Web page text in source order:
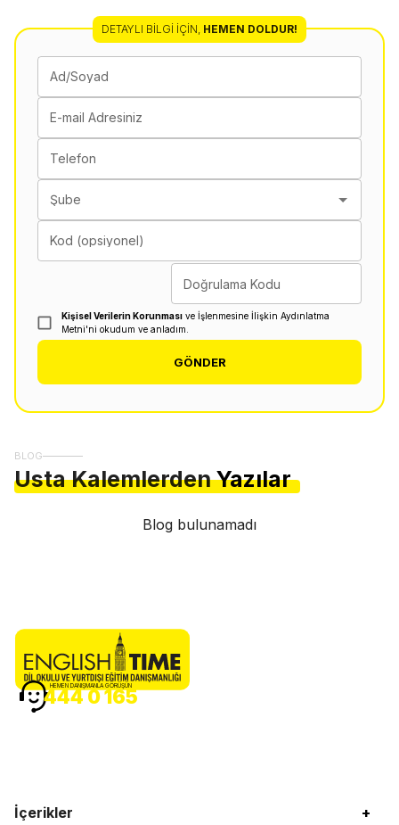
DETAYLI BILGI İÇIN, HEMEN DOLDUR!
Ad/Soyad
E-mail Adresiniz
Telefon
Şube
Kod (opsiyonel)
Doğrulama Kodu
Kişisel Verilerin Korunması ve İşlenmesine İlişkin Aydınlatma
Metni'ni okudum ve anladım.
GÖNDER
BLOG
Usta Kalemlerden Yazılar
Blog bulunamadı
İçerikler +
HEMEN DANIŞMANLA GÖRÜŞÜN
444 0 165